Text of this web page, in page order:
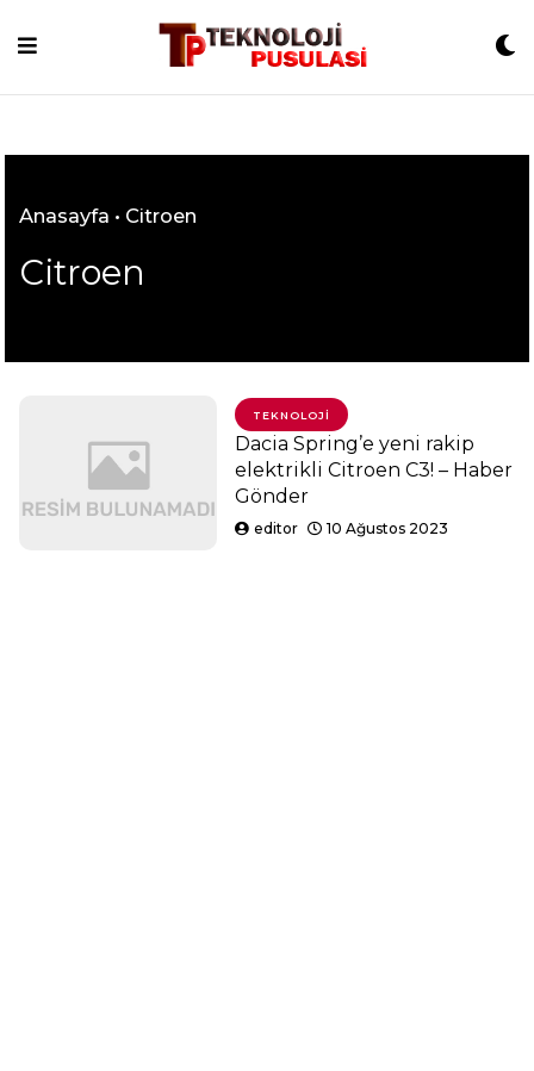
Anasayfa • Citroen
Citroen
TEKNOLOJI
Dacia Spring’e yeni rakip
elektrikli Citroen C3! – Haber
Gönder
editor 10 Ağustos 2023